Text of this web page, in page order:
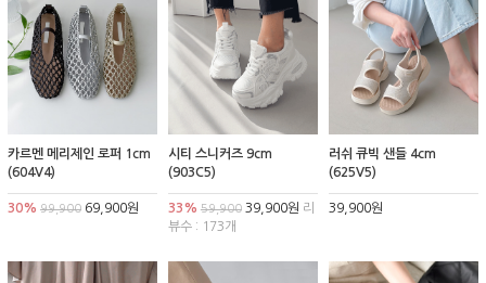
카르멘 메리제인 로퍼 1cm
(604V4)
30% 99,900 69,900원
시티 스니커즈 9cm
(903C5)
33% 59,90039,900원 리
뷰수 : 173개
러쉬 큐빅 샌들 4cm
(625V5)
39,900원